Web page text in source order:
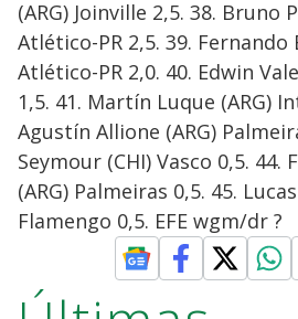
(ARG) Joinville 2,5. 38. Bruno
Atlético-PR 2,5. 39. Fernando
Atlético-PR 2,0. 40. Edwin
1,5. 41. Martín Luque (ARG)
Agustín Allione (ARG)
Seymour (CHI) Vasco 0,5. 44.
(ARG) Palmeiras 0,5. 45.
Flamengo 0,5. EFE wgm/dr ?